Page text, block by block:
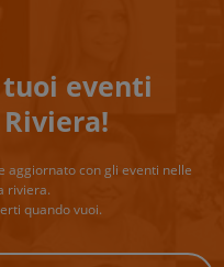
eventi
aggiornato con gli eventi nelle
riviera.
quando vuoi.